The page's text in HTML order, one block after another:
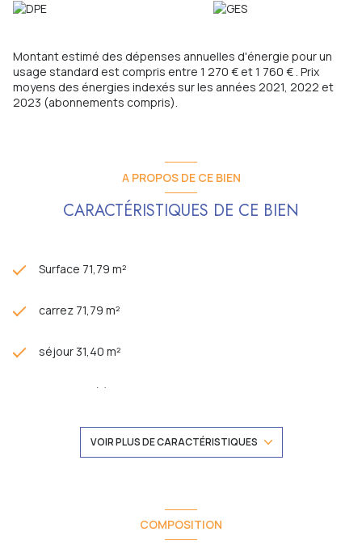
Montant estimé des dépenses annuelles d'énergie pour un
usage standard est compris entre 1 270 € et 1 760 € . Prix
moyens des énergies indexés sur les années 2021, 2022 et
2023 (abonnements compris).
A PROPOS DE CE BIEN
CARACTÉRISTIQUES DE CE BIEN
Surface 71,79 m²
carrez 71,79 m²
séjour 31,40 m²
1 chambre(s)
VOIR PLUS DE CARACTÉRISTIQUES
COMPOSITION